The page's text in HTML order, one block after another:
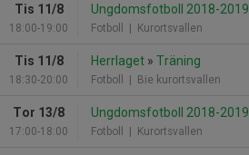
Tis 11/8
18:00-19:00
Ungdomsfotboll 2018-2019
Fotboll | Kurortsvallen
Tis 11/8
18:30-20:00
Herrlaget » Träning
Fotboll | Bie kurortsvallen
Tor 13/8
17:00-18:00
Ungdomsfotboll 2018-2019
Fotboll | Kurortsvallen